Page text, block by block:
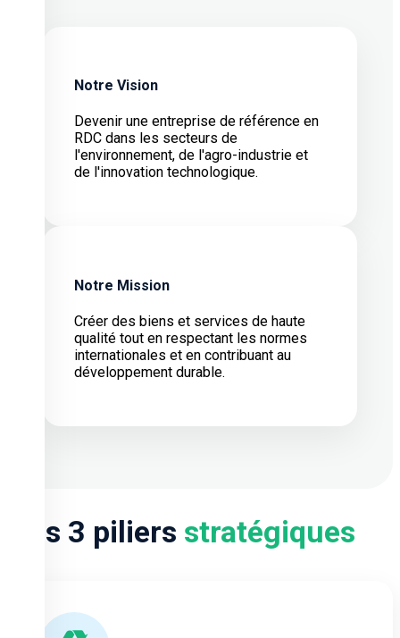
Notre Vision
Devenir une entreprise de référence en
RDC dans les secteurs de
l'environnement, de l'agro-industrie et
de l'innovation technologique.
Notre Mission
Créer des biens et services de haute
qualité tout en respectant les normes
internationales et en contribuant au
développement durable.
Nos 3 piliers stratégiques